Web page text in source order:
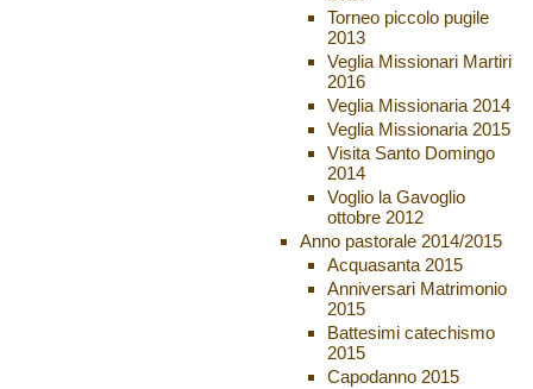
Torneo piccolo pugile
2013
Veglia Missionari Martiri
2016
Veglia Missionaria 2014
Veglia Missionaria 2015
Visita Santo Domingo
2014
Voglio la Gavoglio
ottobre 2012
Anno pastorale 2014/2015
Acquasanta 2015
Anniversari Matrimonio
2015
Battesimi catechismo
2015
Capodanno 2015